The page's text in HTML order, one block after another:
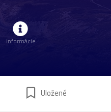
informácie
Uložené